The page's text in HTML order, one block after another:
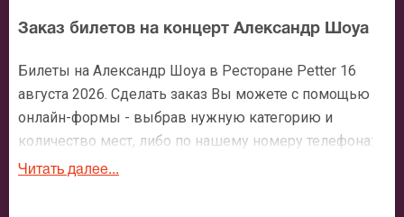
Заказ билетов на концерт Александр Шоуа
Билеты на Александр Шоуа в Ресторане Petter 16
августа 2026. Сделать заказ Вы можете с помощью
онлайн-формы - выбрав нужную категорию и
количество мест, либо по нашему номеру телефона:
+7 (495) 921-35-00. После оформления заявки с Вами
Читать далее...